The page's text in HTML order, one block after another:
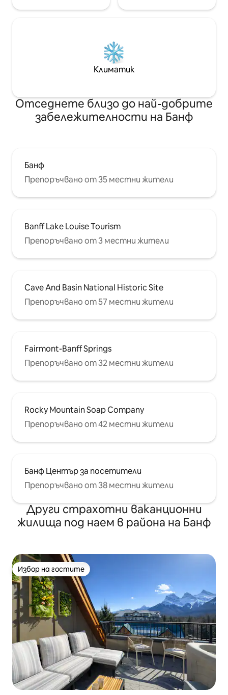
Климатик
Отседнете близо до най-добрите
забележителности на Банф
Банф
Препоръчвано от 35 местни жители
Banff Lake Louise Tourism
Препоръчвано от 3 местни жители
Cave And Basin National Historic Site
Препоръчвано от 57 местни жители
Fairmont-Banff Springs
Препоръчвано от 32 местни жители
Rocky Mountain Soap Company
Препоръчвано от 42 местни жители
Банф Център за посетители
Препоръчвано от 38 местни жители
Други страхотни ваканционни
жилища под наем в района на Банф
Избор на гостите
Избор на гостите